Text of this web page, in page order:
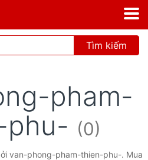
Tìm kiếm
pham-
(0)
van-phong-pham-thien-phu-. Mua